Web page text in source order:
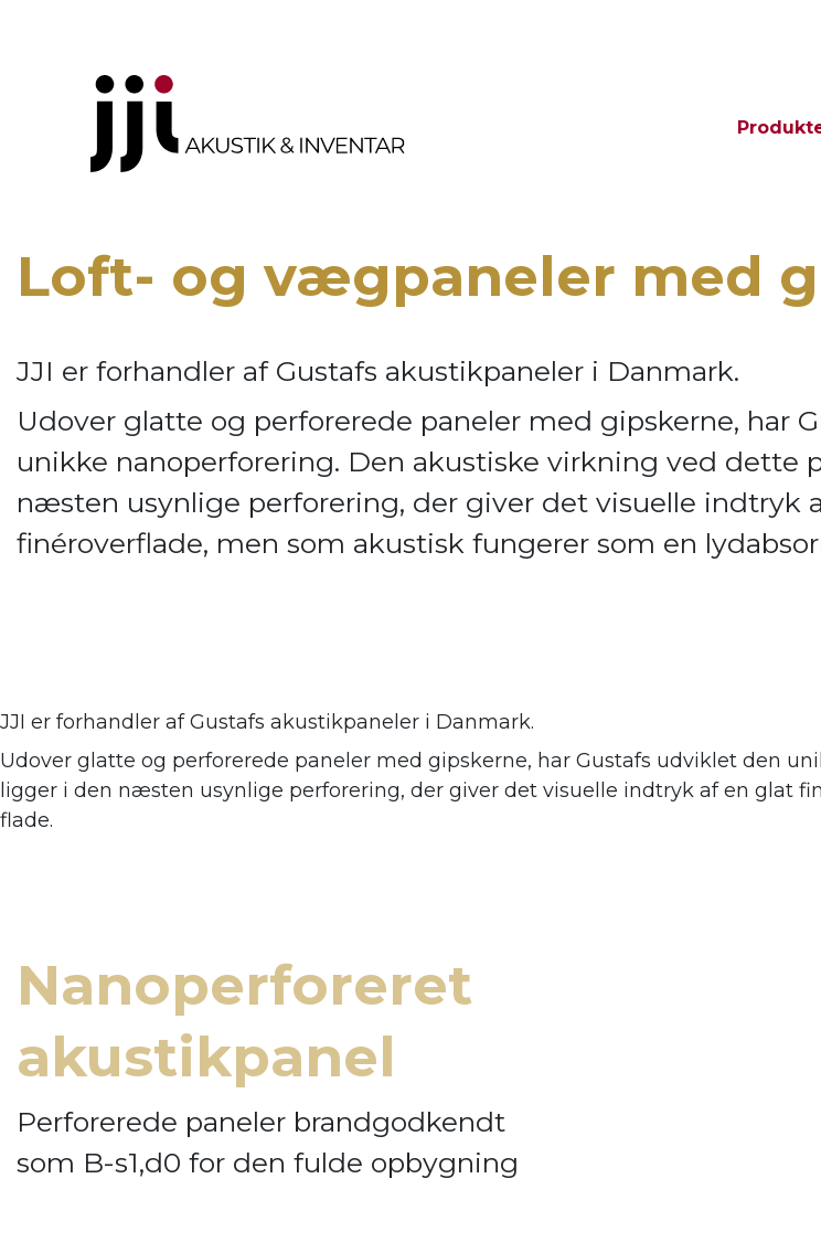
Loft- og vægpaneler med
JJI er forhandler af Gustafs akustikpaneler i Danmark.
Udover glatte og perforerede paneler med gipskerne, har
unikke nanoperforering. Den akustiske virkning ved dette
næsten usynlige perforering, der giver det visuelle indtryk
finéroverflade, men som akustisk fungerer som en
JJI er forhandler afGustafs akustikpaneler i Danmark.
Udover glatte og perforerede paneler med gipskerne, har Gustafs udviklet den
ligger i den næsten usynlige perforering, der giver det visuelle indtryk af en glat
flade.
Nanoperforeret
akustikpanel
Perforerede paneler brandgodkendt
som B-s1,d0 for den fulde opbygning